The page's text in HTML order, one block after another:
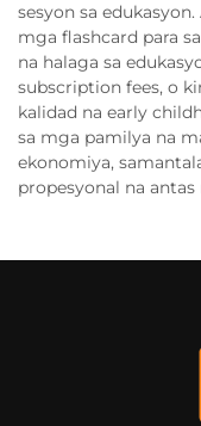
sesyon sa
mga flashcard para
na halaga sa
subscription fees, o
kalidad na early
sa mga pamilya na
ekonomiya,
propesyonal na